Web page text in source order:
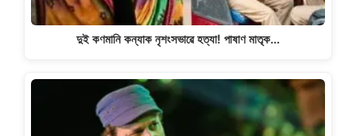
দুই কণমানি কন্যাক নৃশংসভাৱে হত্যা! পাষাণ মাতৃক…